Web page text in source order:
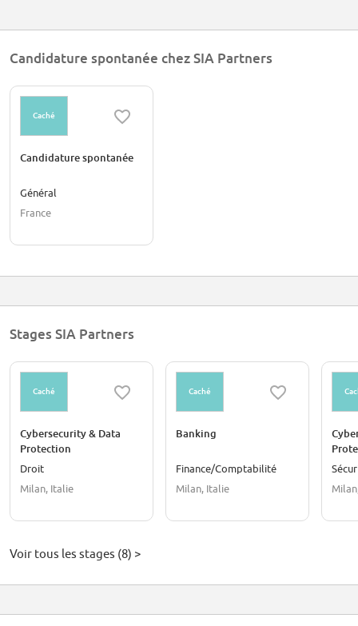
Candidature spontanée chez SIA Partners
Caché
Candidature spontanée
Général
France
Stages SIA Partners
Caché
Cybersecurity & Data
Protection
Droit
Milan, Italie
Caché
Banking
Finance/Comptabilité
Milan, Italie
Voir tous les stages (8) >